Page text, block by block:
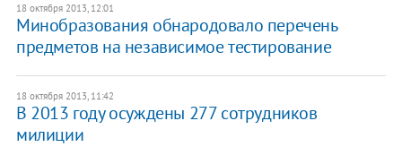
18 октября 2013, 12:01
Минобразования обнародовало перечень
предметов на независимое тестирование
18 октября 2013, 11:42
В 2013 году осуждены 277 сотрудников
милиции